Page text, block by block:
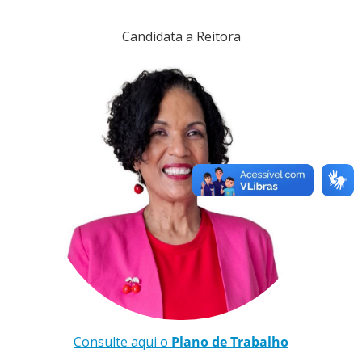
Candidata a Reitora
Consulte aqui o Plano de Trabalho